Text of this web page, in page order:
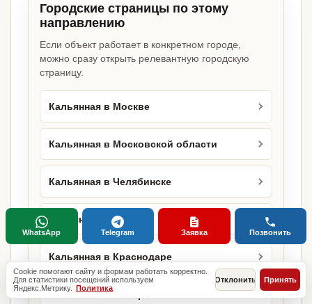
Городские страницы по этому
направлению
Если объект работает в конкретном городе,
можно сразу открыть релевантную городскую
страницу.
Кальянная в Москве
Кальянная в Московской области
Кальянная в Челябинске
Кальянная в Уфе
Кальянная в Краснодаре
Кальянная в Самаре
Cookie помогают сайту и формам работать корректно.
Для статистики посещений используем
Яндекс.Метрику. Политика
Отклонить Принять
WhatsApp Telegram Заявка Позвонить